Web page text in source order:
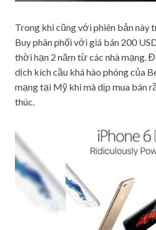
Trong khi cũng với phiên bản
Buy phân phối với giá bán 200
thời hạn 2 năm từ các nhà mạng.
dịch kích cầu khá hào phóng của
mạng tại Mỹ khi mà dịp mua bán
thúc.